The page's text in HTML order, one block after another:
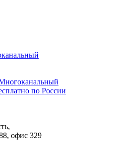
по России
офис 329